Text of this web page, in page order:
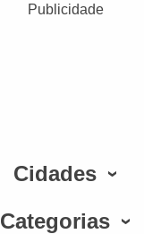
Publicidade
Cidades
Categorias